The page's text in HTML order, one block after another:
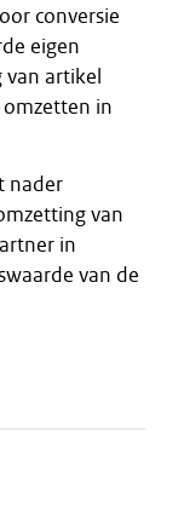
conversie
eigen
artikel
in
nader
van
in
van de